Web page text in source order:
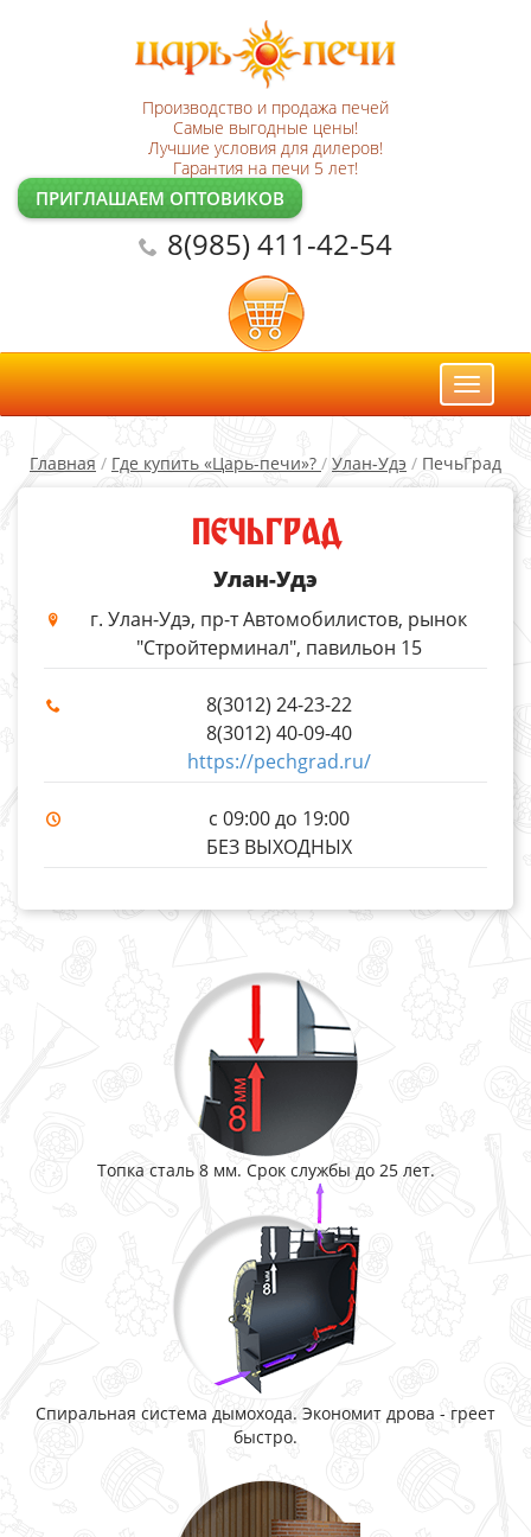
Производство и продажа печей
Самые выгодные цены!
Лучшие условия для дилеров!
Гарантия на печи 5 лет!
ПРИГЛАШАЕМ ОПТОВИКОВ
8(985) 411-42-54
Toggle
Главная / Где купить «Царь-печи»? / Улан-Удэ / ПечьГрад
ПЕЧЬГРАД
Улан-Удэ
г. Улан-Удэ, пр-т Автомобилистов, рынок
"Стройтерминал", павильон 15
8(3012) 24-23-22
8(3012) 40-09-40
https://pechgrad.ru/
с 09:00 до 19:00
БЕЗ ВЫХОДНЫХ
Топка сталь 8 мм. Срок службы до 25 лет.
Спиральная система дымохода. Экономит дрова - греет
быстро.